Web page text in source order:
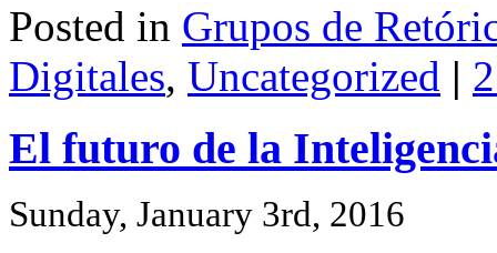
Posted in Grupos de
Digitales, Uncategorized |
El futuro de la
Sunday, January 3rd, 2016